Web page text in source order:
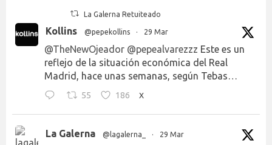
La Galerna Retuiteado
Kollins @pepekollins · 29 Mar
@TheNewOjeador @pepealvarezzz Este es un
reflejo de la situación económica del Real
Madrid, hace unas semanas, según Tebas…
55 186 X
La Galerna @lagalerna_ · 29 Mar